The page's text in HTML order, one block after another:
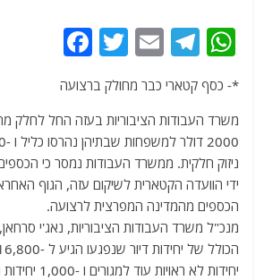
W
at
s
A
p
p
T
e
g
ra
m
E
m
ai
l
T
itt
er
c
e
b
o
o
k
*- כסף קטארי כבר מחולק ברצועה
משרד העבודות הציבוריות בעזה החל לחלק
ניזוק חלקית. ממשרד העבודות נמסר כי
ידי הוועדה הקטארית לשיקום עזה, הגוף
הכספים מהמדינה המפרצית לרצועה.
מנכ"ל משרד העבודות הציבוריות, נאג'י
יחידות לא ראויות